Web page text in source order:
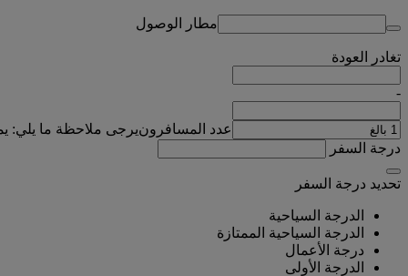
مطار الوصول
تغادر العودة
-
عدد المسافرونيرجى ملاحظة ما يلي:
درجة السفر
تحديد درجة السفر
الدرجة السياحية
الدرجة السياحية الممتازة
درجة الأعمال
الدرجة الأولى